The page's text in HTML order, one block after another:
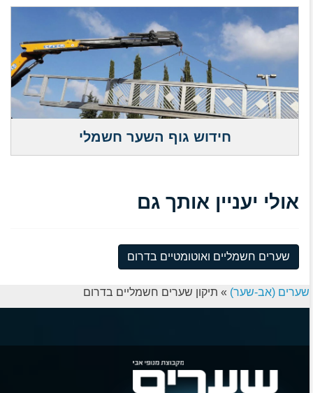
חידוש גוף השער חשמלי
אולי יעניין אותך גם
שערים חשמליים ואוטומטיים בדרום
שערים (אב-שער) » תיקון שערים חשמליים בדרום